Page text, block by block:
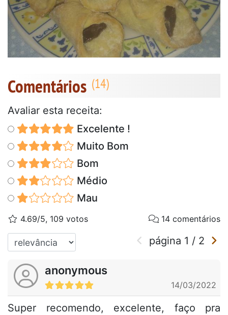
Comentários
Avaliar esta receita:
Excelente !
Muito Bom
Bom
Médio
Mau
4.69/5, 109 votos 14 comentários
página 1 / 2
anonymous
14/03/2022
Super recomendo, excelente, faço pra